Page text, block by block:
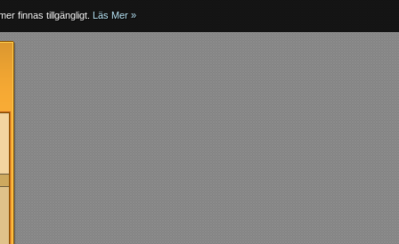
finnas tillgängligt. Läs Mer »